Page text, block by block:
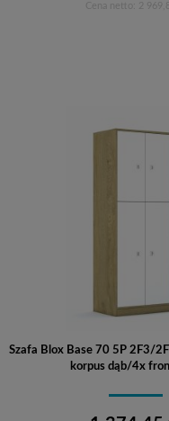
2
Szafa Blox Base 70 5P 2F3/
korpus dąb/4x